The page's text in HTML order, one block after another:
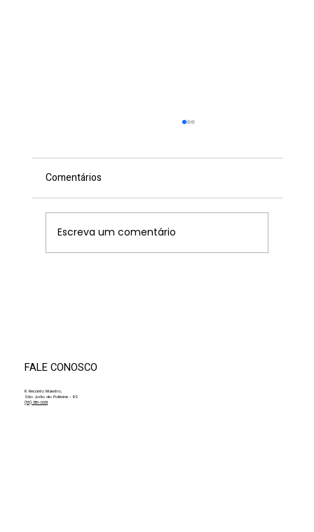
Comentários
Escreva um comentário
FALE CONOSCO
R. Recanto Maestro,
São João do Polêsine - RS
(55) 3116-0301